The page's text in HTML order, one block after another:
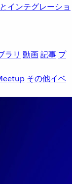
インテグレーショ
ラリ 動画記事 プ
その他イベ